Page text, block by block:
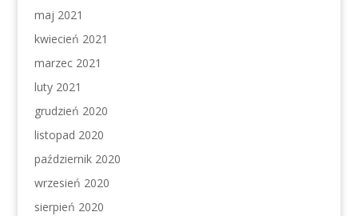
maj 2021
kwiecień 2021
marzec 2021
luty 2021
grudzień 2020
listopad 2020
październik 2020
wrzesień 2020
sierpień 2020